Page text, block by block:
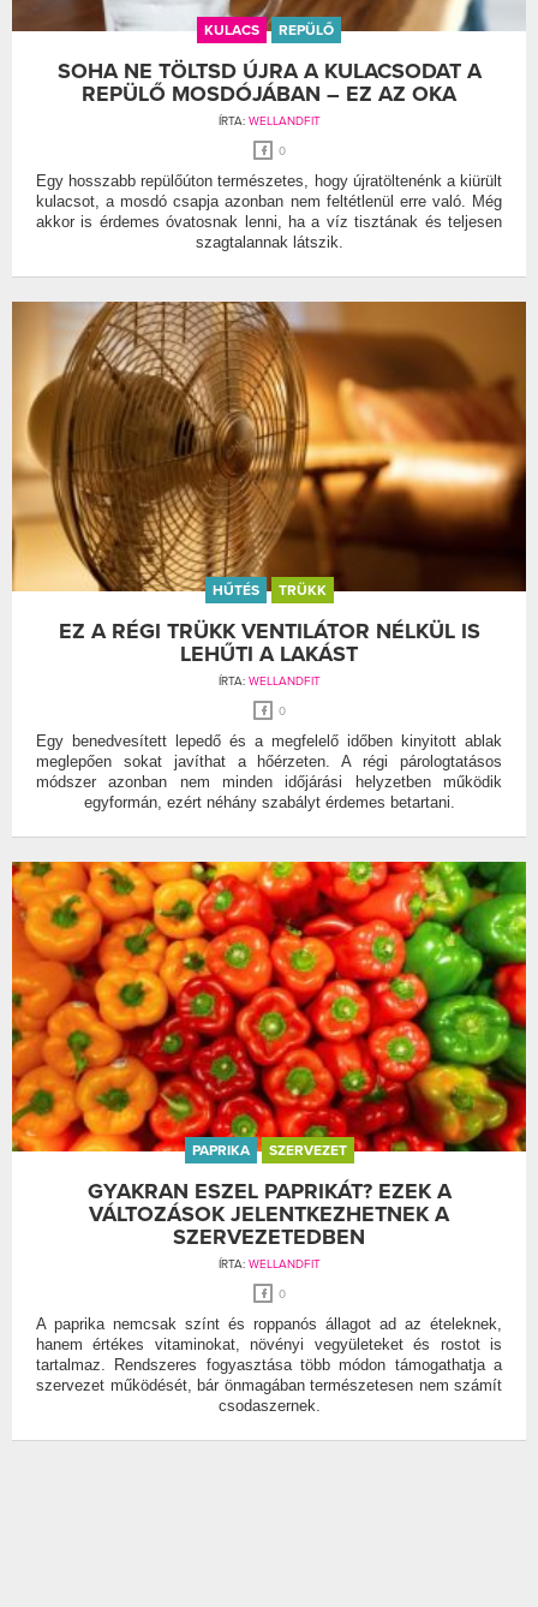
KULACS REPÜLŐ
SOHA NE TÖLTSD ÚJRA A KULACSODAT A
REPÜLŐ MOSDÓJÁBAN – EZ AZ OKA
ÍRTA: WELLANDFIT
0
Egy hosszabb repülőúton természetes, hogy újratöltenénk a kiürült
kulacsot, a mosdó csapja azonban nem feltétlenül erre való. Még
akkor is érdemes óvatosnak lenni, ha a víz tisztának és teljesen
szagtalannak látszik.
HŰTÉS TRÜKK
EZ A RÉGI TRÜKK VENTILÁTOR NÉLKÜL IS
LEHŰTI A LAKÁST
ÍRTA: WELLANDFIT
0
Egy benedvesített lepedő és a megfelelő időben kinyitott ablak
meglepően sokat javíthat a hőérzeten. A régi párologtatásos
módszer azonban nem minden időjárási helyzetben működik
egyformán, ezért néhány szabályt érdemes betartani.
PAPRIKA SZERVEZET
GYAKRAN ESZEL PAPRIKÁT? EZEK A
VÁLTOZÁSOK JELENTKEZHETNEK A
SZERVEZETEDBEN
ÍRTA: WELLANDFIT
0
A paprika nemcsak színt és roppanós állagot ad az ételeknek,
hanem értékes vitaminokat, növényi vegyületeket és rostot is
tartalmaz. Rendszeres fogyasztása több módon támogathatja a
szervezet működését, bár önmagában természetesen nem számít
csodaszernek.